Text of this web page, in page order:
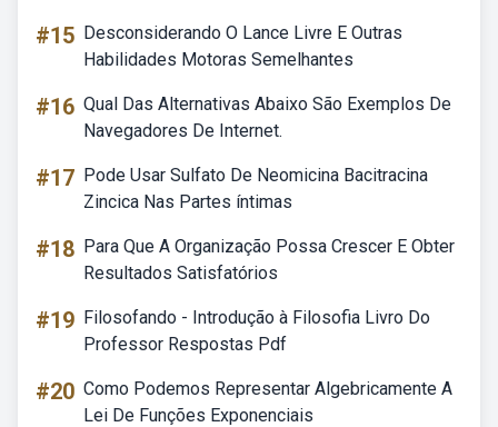
#15 Desconsiderando O Lance Livre E Outras
Habilidades Motoras Semelhantes
#16 Qual Das Alternativas Abaixo São Exemplos De
Navegadores De Internet.
#17 Pode Usar Sulfato De Neomicina Bacitracina
Zincica Nas Partes íntimas
#18 Para Que A Organização Possa Crescer E Obter
Resultados Satisfatórios
#19 Filosofando - Introdução à Filosofia Livro Do
Professor Respostas Pdf
#20 Como Podemos Representar Algebricamente A
Lei De Funções Exponenciais